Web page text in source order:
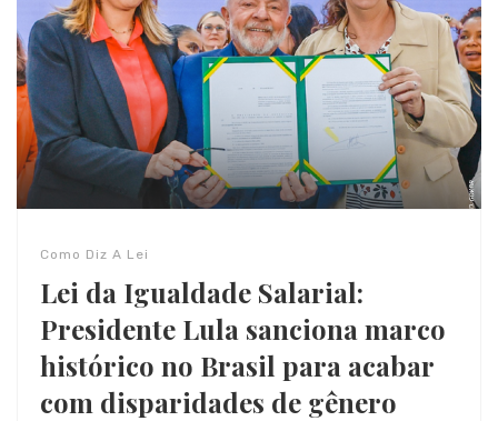
Como Diz A Lei
Lei da Igualdade Salarial:
Presidente Lula sanciona marco
histórico no Brasil para acabar
com disparidades de gênero